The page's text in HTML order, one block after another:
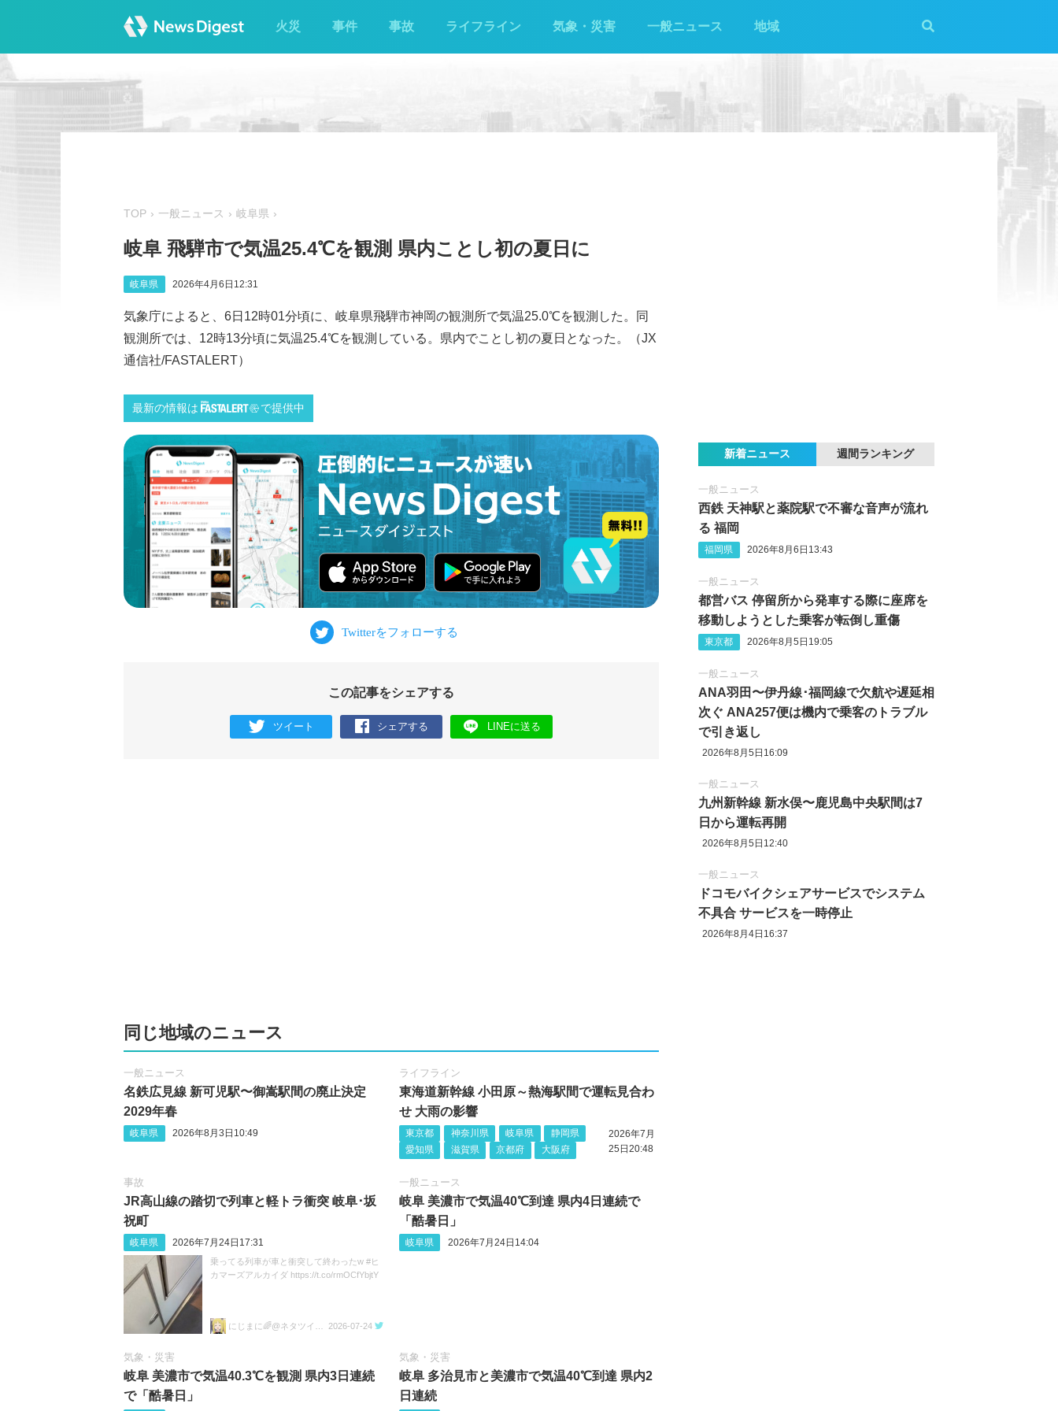
火災 事件 事故 ライフライン 気象・災害 一般ニュース 地域
TOP 一般ニュース 岐阜県
岐阜 飛騨市で気温25.4℃を観測 県内ことし初の夏日に
岐阜県 2026年4月6日12:31
気象庁によると、6日12時01分頃に、岐阜県飛騨市神岡の観測所で気温25.0℃を観測した。同
観測所では、12時13分頃に気温25.4℃を観測している。県内でことし初の夏日となった。（JX
通信社/FASTALERT）
最新の情報は で提供中
この記事をシェアする
ツイート シェアする LINEに送る
同じ地域のニュース
一般ニュース
名鉄広見線 新可児駅〜御嵩駅間の廃止決定
2029年春
岐阜県 2026年8月3日10:49
ライフライン
東海道新幹線 小田原～熱海駅間で運転見合わ
せ 大雨の影響
東京都 神奈川県 岐阜県
静岡県
愛知県
滋賀県 京都府 大阪府
2026年7月
25日20:48
事故
JR高山線の踏切で列車と軽トラ衝突 岐阜･坂
祝町
岐阜県 2026年7月24日17:31
乗ってる列車が車と衝突して終わったw #ヒ
カマーズアルカイダ https://t.co/rmOCfYbjtY
2026-07-24
一般ニュース
岐阜 美濃市で気温40℃到達 県内4日連続で
「酷暑日」
岐阜県 2026年7月24日14:04
気象・災害
岐阜 美濃市で気温40.3℃を観測 県内3日連続
で「酷暑日」
気象・災害
岐阜 多治見市と美濃市で気温40℃到達 県内2
日連続
新着ニュース 週間ランキング
一般ニュース
西鉄 天神駅と薬院駅で不審な音声が流れ
る 福岡
福岡県 2026年8月6日13:43
一般ニュース
都営バス 停留所から発車する際に座席を
移動しようとした乗客が転倒し重傷
東京都 2026年8月5日19:05
一般ニュース
ANA羽田〜伊丹線･福岡線で欠航や遅延相
次ぐ ANA257便は機内で乗客のトラブル
で引き返し
2026年8月5日16:09
一般ニュース
九州新幹線 新水俣〜鹿児島中央駅間は7
日から運転再開
2026年8月5日12:40
一般ニュース
ドコモバイクシェアサービスでシステム
不具合 サービスを一時停止
2026年8月4日16:37